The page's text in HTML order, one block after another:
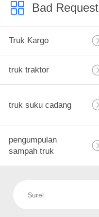
Bad Request
Truk Kargo
truk traktor
truk suku cadang
pengumpulan
sampah truk